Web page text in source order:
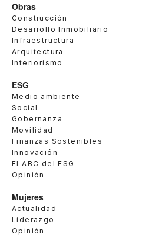
Obras
Construcción
Desarrollo Inmobiliario
Infraestructura
Arquitectura
Interiorismo
ESG
Medio ambiente
Social
Gobernanza
Movilidad
Finanzas Sostenibles
Innovación
El ABC del ESG
Opinión
Mujeres
Actualidad
Liderazgo
Opinión